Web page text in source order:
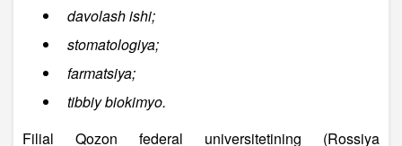
davolash ishi;
stomatologiya;
farmatsiya;
tibbiy biokimyo.
Filial Qozon federal universitetining (Rossiya